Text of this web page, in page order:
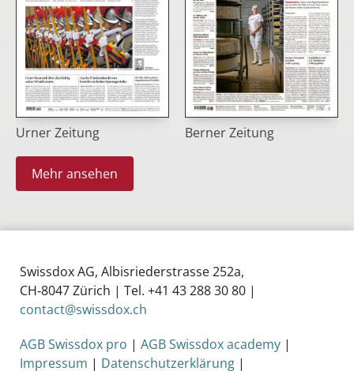
Urner Zeitung Berner Zeitung
Mehr ansehen
Swissdox AG, Albisriederstrasse 252a,
CH‑8047 Zürich | Tel. +41 43 288 30 80 |
contact@swissdox.ch
AGB Swissdox pro | AGB Swissdox academy |
Impressum | Datenschutzerklärung |